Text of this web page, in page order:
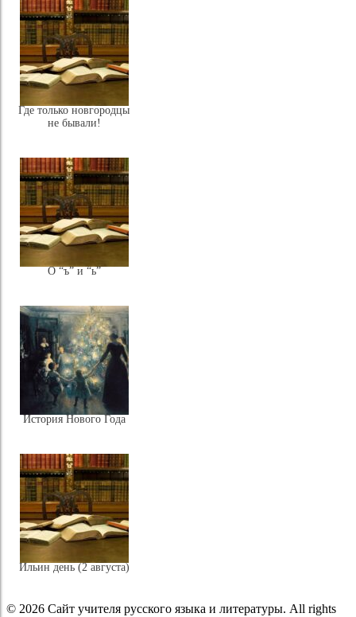
Где только новгородцы
не бывали!
О “ъ” и “ь”
История Нового Года
Ильин день (2 августа)
© 2026 Сайт учителя русского языка и литературы. All rights